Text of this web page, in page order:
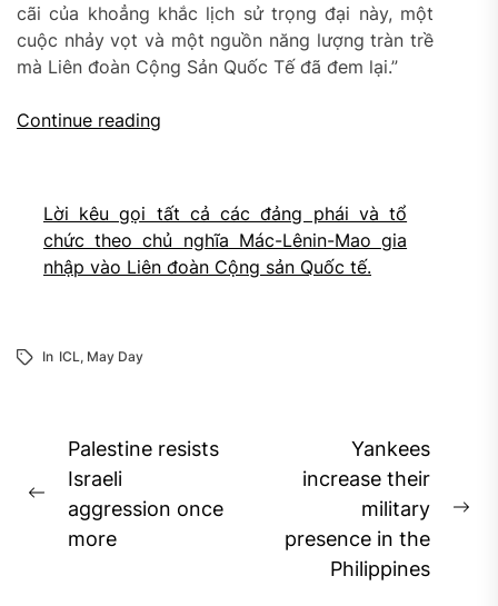
cãi của khoẳng khắc lịch sử trọng đại này, một
cuộc nhảy vọt và một nguồn năng lượng tràn trề
mà Liên đoàn Cộng Sản Quốc Tế đã đem lại.”
Continue reading
Lời kêu gọi tất cả các đảng phái và tổ
chức theo chủ nghĩa Mác-Lênin-Mao gia
nhập vào Liên đoàn Cộng sản Quốc tế.
In ICL, May Day
Post
navigation
Previous
post:
Palestine resists
Israeli
aggression once
more
Yankees
increase their
military
presence in the
Philippines